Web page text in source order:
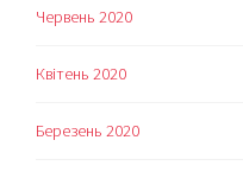
Червень 2020
Квітень 2020
Березень 2020